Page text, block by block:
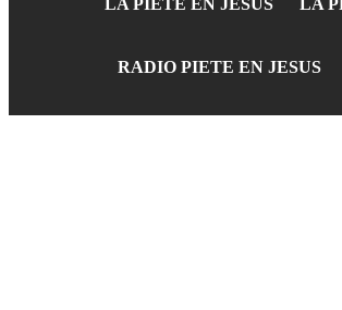
LA PIETE EN JESUS LA
RADIO PIETE EN JESUS